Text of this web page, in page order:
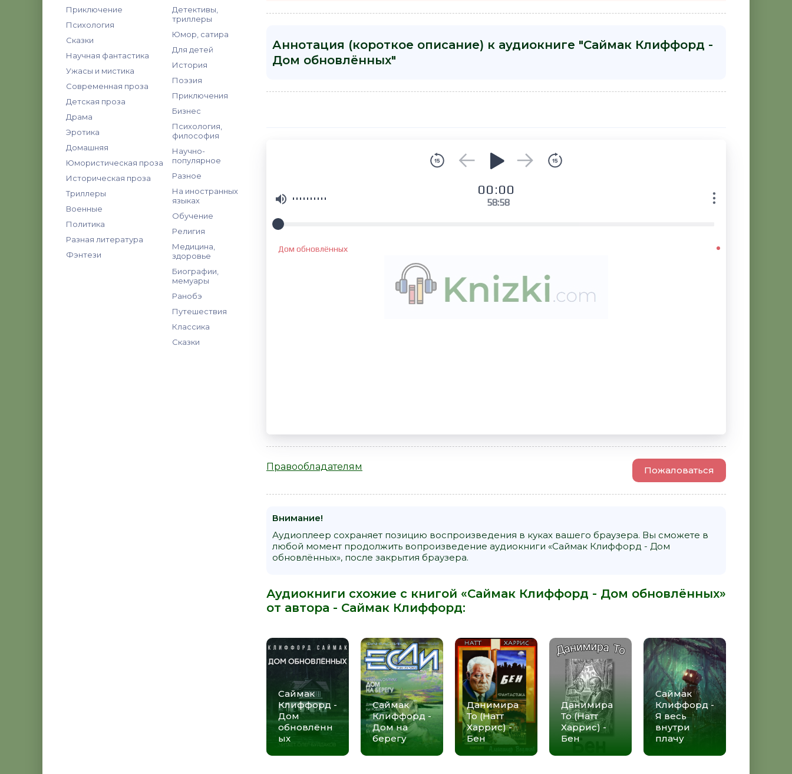
Приключение
Психология
Сказки
Научная фантастика
Ужасы и мистика
Современная проза
Детская проза
Драма
Эротика
Домашняя
Юмористическая проза
Историческая проза
Триллеры
Военные
Политика
Разная литература
Фэнтези
Детективы,
триллеры
Юмор, сатира
Для детей
История
Поэзия
Приключения
Бизнес
Психология,
философия
Научно-
популярное
Разное
На иностранных
языках
Обучение
Религия
Медицина,
здоровье
Биографии,
мемуары
Ранобэ
Путешествия
Классика
Сказки
Аннотация (короткое описание) к аудиокниге "Саймак Клиффорд -
Дом обновлённых"
00:00
58:58
Дом обновлённых
Правообладателям Пожаловаться
Внимание!
Аудиоплеер сохраняет позицию воспроизведения в куках вашего браузера. Вы сможете в
любой момент продолжить вопроизведение аудиокниги «Саймак Клиффорд - Дом
обновлённых», после закрытия браузера.
Аудиокниги схожие с книгой «Саймак Клиффорд - Дом обновлённых»
от автора - Саймак Клиффорд:
Саймак
Клиффорд -
Дом
обновлённ
ых
Саймак
Клиффорд -
Дом на
берегу
Данимира
То (Натт
Харрис) -
Бен
Данимира
То (Натт
Харрис) -
Бен
Саймак
Клиффорд -
Я весь
внутри
плачу